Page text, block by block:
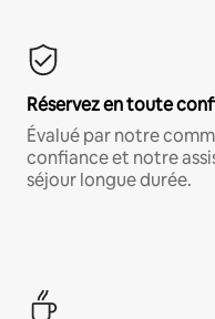
Réservez en toute
Évalué par notre
confiance et notre
séjour longue durée.